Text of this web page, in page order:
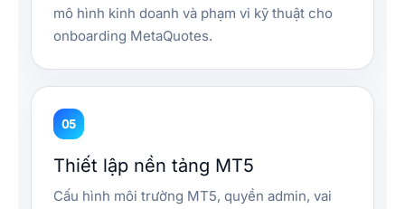
mô hình kinh doanh và phạm vi kỹ thuật cho
onboarding MetaQuotes.
05
Thiết lập nền tảng MT5
Cấu hình môi trường MT5, quyền admin, vai